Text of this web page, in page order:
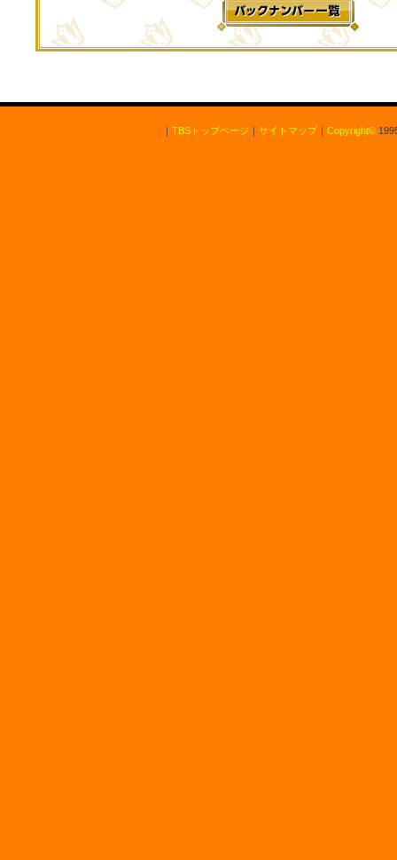
｜ TBSトップページ ｜ サイトマップ｜ Copyright©